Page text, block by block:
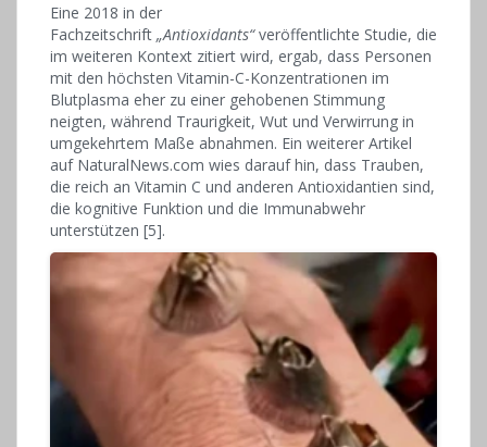
Eine 2018 in der
Fachzeitschrift „Antioxidants“veröffentlichte Studie, die
im weiteren Kontext zitiert wird, ergab, dass Personen
mit den höchsten Vitamin-C-Konzentrationen im
Blutplasma eher zu einer gehobenen Stimmung
neigten, während Traurigkeit, Wut und Verwirrung in
umgekehrtem Maße abnahmen. Ein weiterer Artikel
auf NaturalNews.com wies darauf hin, dass Trauben,
die reich an Vitamin C und anderen Antioxidantien sind,
die kognitive Funktion und die Immunabwehr
unterstützen [5].